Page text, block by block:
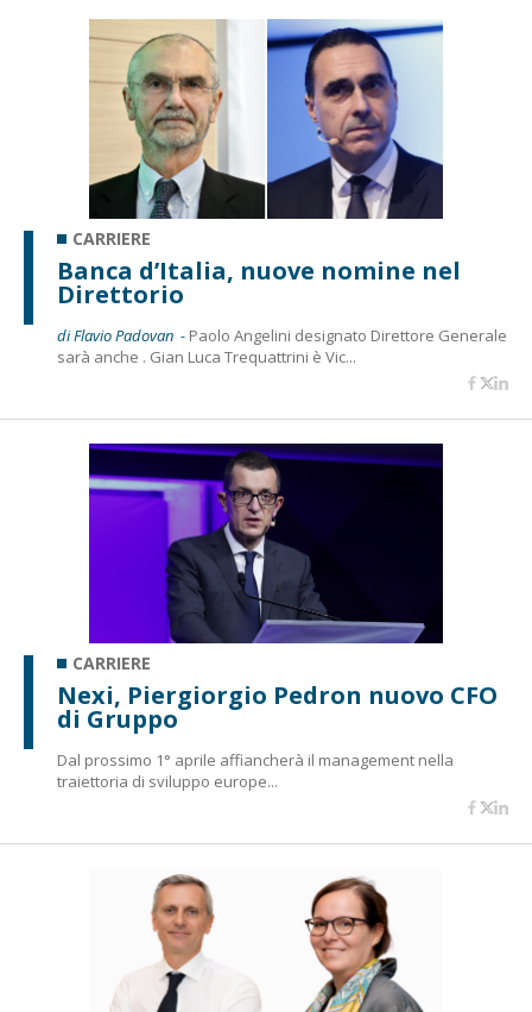
CARRIERE
Banca d’Italia, nuove nomine nel
Direttorio
di Flavio Padovan - Paolo Angelini designato Direttore Generale
sarà anche . Gian Luca Trequattrini è Vic...
CARRIERE
Nexi, Piergiorgio Pedron nuovo CFO
di Gruppo
Dal prossimo 1° aprile affiancherà il management nella
traiettoria di sviluppo europe...